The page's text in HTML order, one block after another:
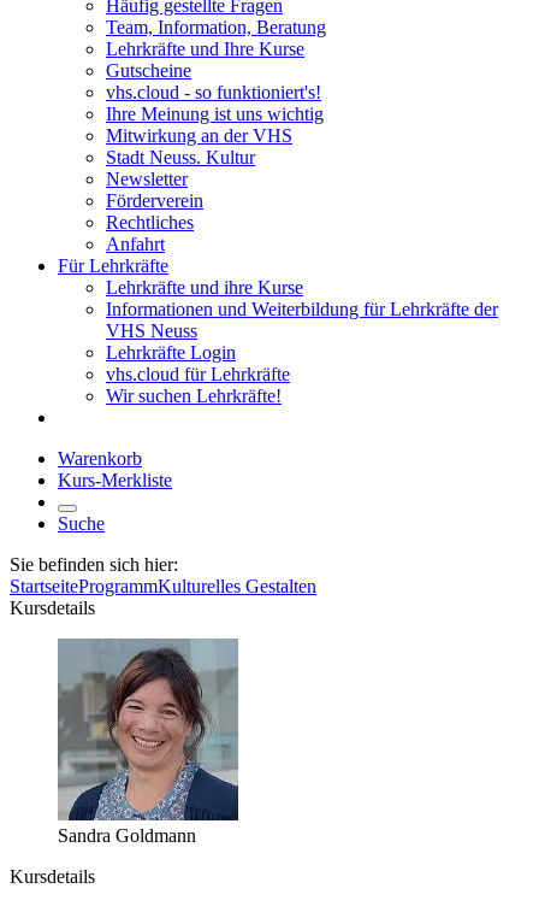
Häufig gestellte Fragen
Team, Information, Beratung
Lehrkräfte und Ihre Kurse
Gutscheine
vhs.cloud - so funktioniert's!
Ihre Meinung ist uns wichtig
Mitwirkung an der VHS
Stadt Neuss. Kultur
Newsletter
Förderverein
Rechtliches
Anfahrt
Für Lehrkräfte
Lehrkräfte und ihre Kurse
Informationen und Weiterbildung für Lehrkräfte der
VHS Neuss
Lehrkräfte Login
vhs.cloud für Lehrkräfte
Wir suchen Lehrkräfte!
Warenkorb
Kurs-Merkliste
Suche
Sie befinden sich hier:
StartseiteProgrammKulturelles Gestalten
Kursdetails
Sandra Goldmann
Kursdetails